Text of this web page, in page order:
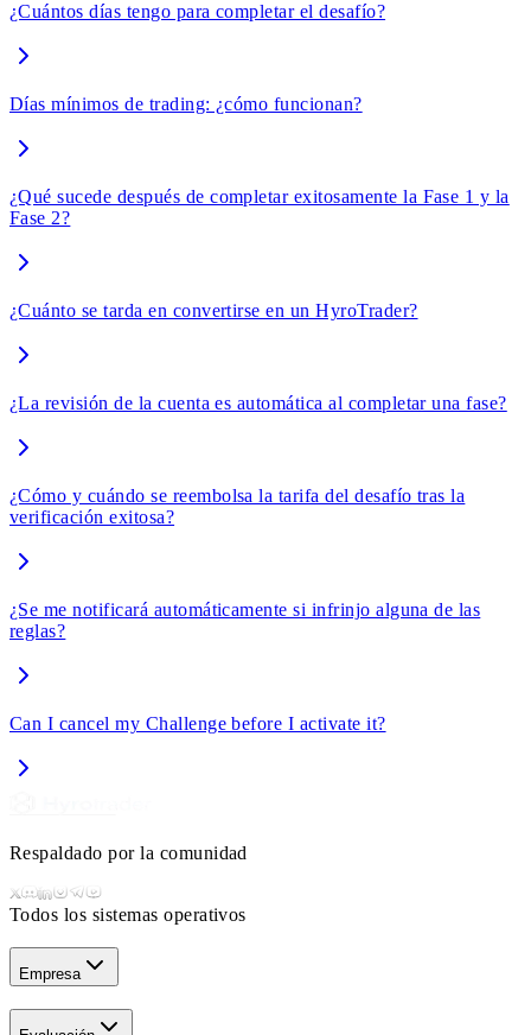
¿Cuántos días tengo para completar el desafío?
Días mínimos de trading: ¿cómo funcionan?
¿Qué sucede después de completar exitosamente la Fase 1 y la
Fase 2?
¿Cuánto se tarda en convertirse en un HyroTrader?
¿La revisión de la cuenta es automática al completar una fase?
¿Cómo y cuándo se reembolsa la tarifa del desafío tras la
verificación exitosa?
¿Se me notificará automáticamente si infrinjo alguna de las
reglas?
Can I cancel my Challenge before I activate it?
Respaldado por la comunidad
Todos los sistemas operativos
Empresa